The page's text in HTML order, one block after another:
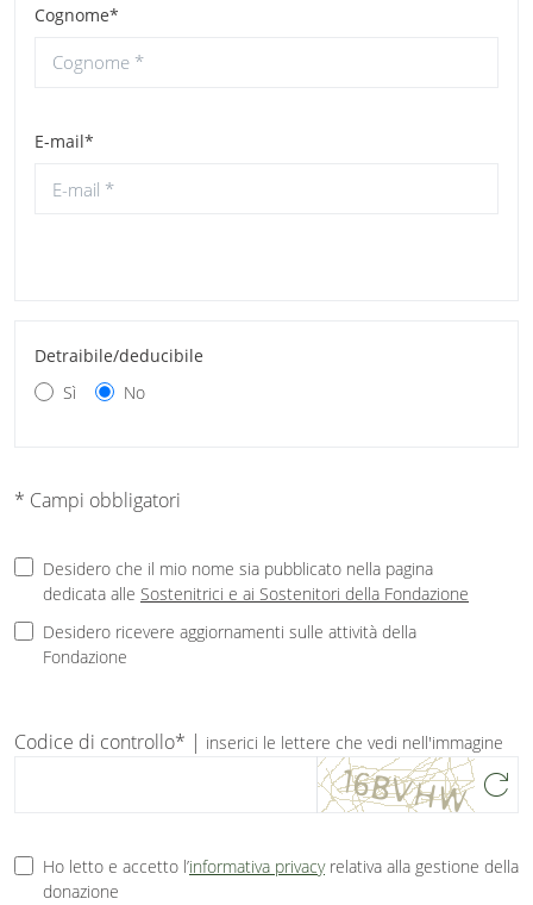
Cognome*
E-mail*
Detraibile/deducibile
Sì
No
* Campi obbligatori
Desidero che il mio nome sia pubblicato nella pagina
dedicata alle Sostenitrici e ai Sostenitori della Fondazione
Desidero ricevere aggiornamenti sulle attività della
Fondazione
Codice di controllo* | inserici le lettere che vedi nell'immagine
refresh
Ho letto e accetto l’informativa privacyrelativa alla gestione della
donazione